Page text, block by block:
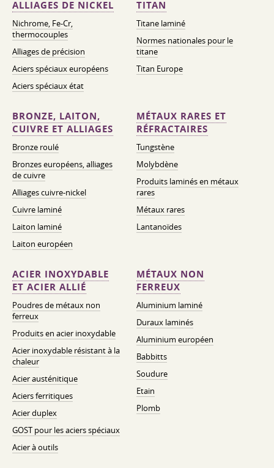
ALLIAGES DE NICKEL
Nichrome, Fe-Cr,
thermocouples
Alliages de précision
Aciers spéciaux européens
Aciers spéciaux état
TITAN
Titane laminé
Normes nationales pour le
titane
Titan Europe
BRONZE, LAITON,
CUIVRE ET ALLIAGES
Bronze roulé
Bronzes européens, alliages
de cuivre
Alliages cuivre-nickel
Cuivre laminé
Laiton laminé
Laiton européen
MÉTAUX RARES ET
RÉFRACTAIRES
Tungstène
Molybdène
Produits laminés en métaux
rares
Métaux rares
Lantanoïdes
ACIER INOXYDABLE
ET ACIER ALLIÉ
Poudres de métaux non
ferreux
Produits en acier inoxydable
Acier inoxydable résistant à la
chaleur
Acier austénitique
Aciers ferritiques
Acier duplex
GOST pour les aciers spéciaux
Acier à outils
MÉTAUX NON
FERREUX
Aluminium laminé
Duraux laminés
Aluminium européen
Babbitts
Soudure
Etain
Plomb